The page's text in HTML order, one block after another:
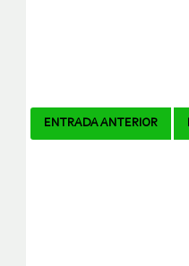
Navegador
ENTRADA ANTERIOR